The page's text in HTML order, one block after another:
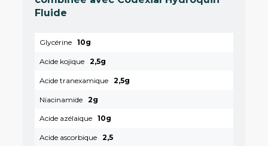
Fluide
Glycérine 10g
Acide kojique 2,5g
Acide tranexamique 2,5g
Niacinamide 2g
Acide azélaique 10g
Acide ascorbique 2,5